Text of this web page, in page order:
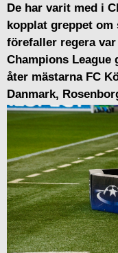
De har varit med i
kopplat greppet
förefaller regera
Champions League
åter mästarna FC
Danmark,